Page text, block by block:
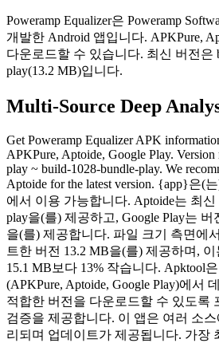
Poweramp Equalizer은 Poweramp
개발한 Android 앱입니다. APKPure,
다운로드할 수 있습니다. 최신 버전은
play(13.2 MB)입니다.
Multi-Source Deep
Get Poweramp Equalizer APK
APKPure, Aptoide, Google Play.
play ~ build-1028-bundle-play. We
Aptoide for the latest version. {app}은(
에서 이용 가능합니다. Aptoide는 최신
play을(를) 제공하고, Google Play는 버
을(를) 제공합니다. 파일 크기 측면에
트한 버전 13.2 MB을(를) 제공하며, 이
15.1 MB보다 13% 작습니다. Apktool
(APKPure, Aptoide, Google Play)에서
적합한 버전을 다운로드할 수 있도록
검증을 제공합니다. 이 앱은 여러 소
리되며 업데이트가 제공됩니다. 가장